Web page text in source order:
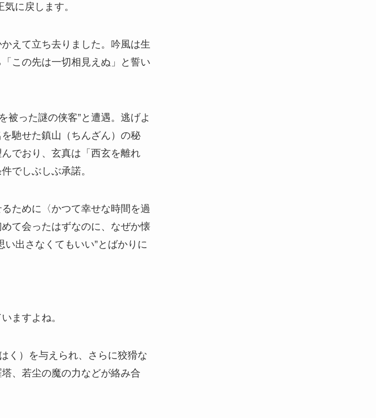
に戻します。
えて立ち去りました。吟風は生
この先は一切相見えぬ」と誓い
被った謎の侠客”と遭遇。逃げよ
馳せた鎮山（ちんざん）の秘
でおり、玄真は「西玄を離れ
でしぶしぶ承諾。
ために〈かつて幸せな時間を過
て会ったはずなのに、なぜか懐
出さなくてもいい”とばかりに
ますよね。
く）を与えられ、さらに狡猾な
、若尘の魔の力などが絡み合